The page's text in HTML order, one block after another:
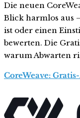
Die neuen
Blick harmlos aus
ist oder einen
bewerten. Die
warum Abwarten
CoreWeave: